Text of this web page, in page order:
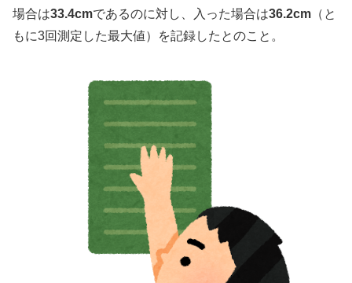
場合は33.4cmであるのに対し、入った場合は36.2cm （と
もに3回測定した最大値）を記録したとのこと。